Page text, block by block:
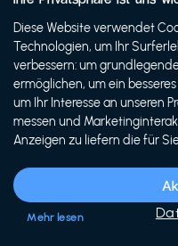
-20%
Siech Cycles
Entdecke den Schweizer
Mehr lesen
Diese Website verwendet
Technologien, um Ihr
verbessern: um
ermöglichen, um ein
um Ihr Interesse an unseren
messen und
Anzeigen zu liefern die für